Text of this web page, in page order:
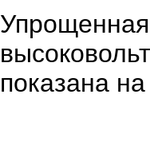
показана